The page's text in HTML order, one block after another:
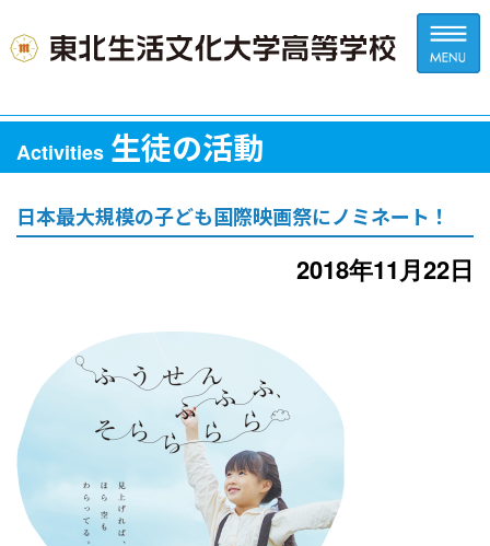
Activities 生徒の活動
日本最大規模の子ども国際映画祭にノミネート！
2018年11月22日